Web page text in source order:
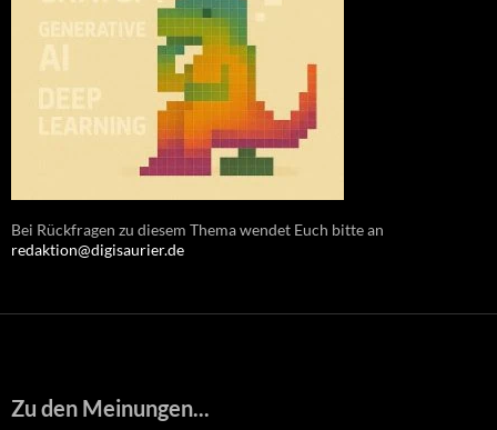
Bei Rückfragen zu diesem Thema wendet Euch bitte an
redaktion@digisaurier.de
Zu den Meinungen...